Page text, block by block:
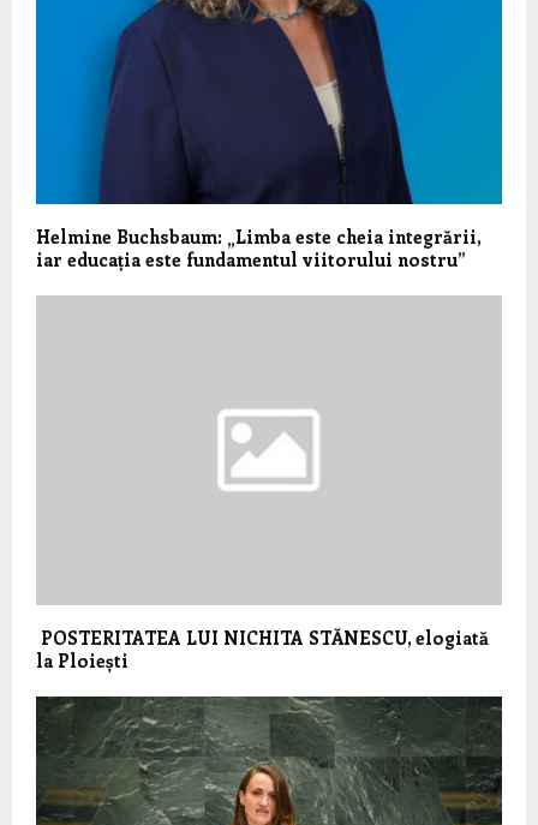
Helmine Buchsbaum: „Limba este cheia integrării,
iar educația este fundamentul viitorului nostru”
POSTERITATEA LUI NICHITA STĂNESCU, elogiată
la Ploiești